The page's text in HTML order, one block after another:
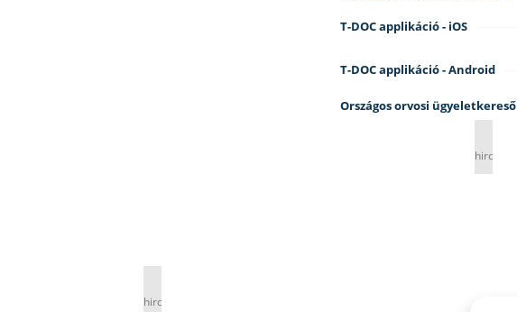
T-DOC applikáció - iOS
T-DOC applikáció - Android
Országos orvosi ügyeletkereső
hirdetés
hirdetés